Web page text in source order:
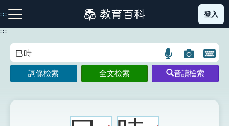
到
主
:::
注音索引圖示 筆畫索引圖示 部首索引表圖示
登入
:::
語
言
搜
圖
片
搜
開
鍵
圖
詞條檢索 全文檢索 音讀檢索